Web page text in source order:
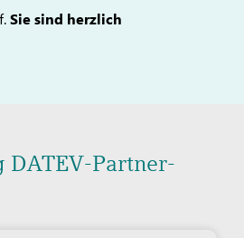
Sie sind herzlich
DATEV-Partner-